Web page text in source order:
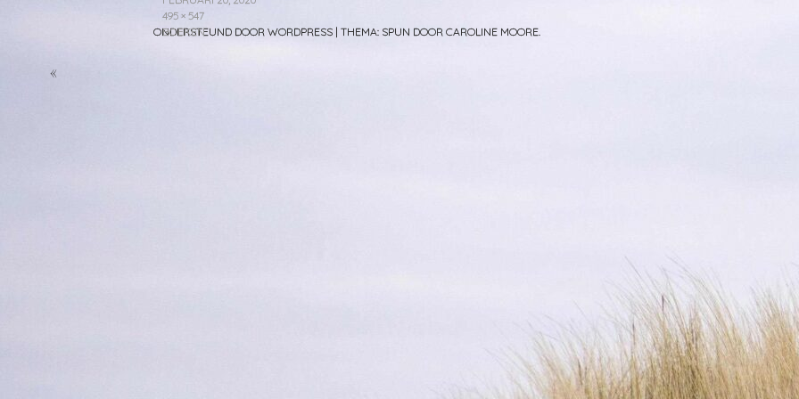
«
495 × 547
BOEKEN
ONDERSTEUND DOOR WORDPRESS | THEMA: SPUN DOOR CAROLINE MOORE.